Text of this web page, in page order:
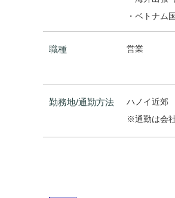
・ベトナム
職種 営業
勤務地/通勤方法
ハノイ近郊
※通勤は会